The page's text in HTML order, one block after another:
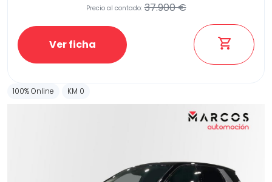
Precio al contado: 37.900 €
Ver ficha
100% Online KM 0